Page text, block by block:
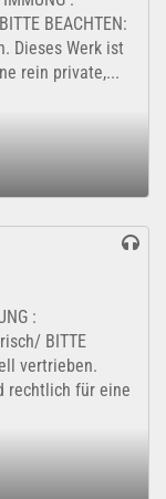
BEACHTEN:
Dieses Werk ist
rein private,...
:
BITTE
vertrieben.
rechtlich für eine